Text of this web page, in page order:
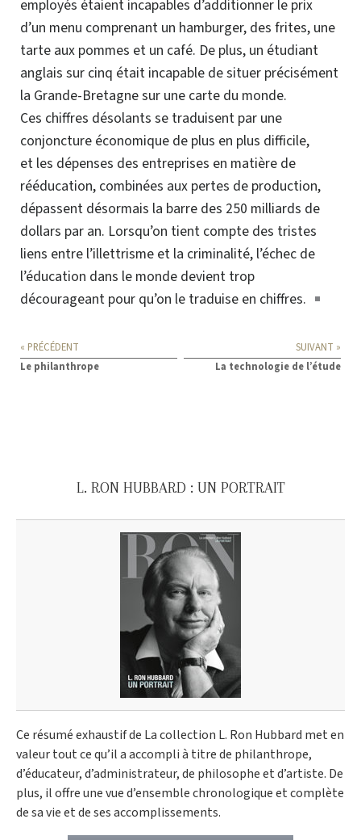
employés étaient incapables d’additionner le prix
d’un menu comprenant un hamburger, des frites, une
tarte aux pommes et un café. De plus, un étudiant
anglais sur cinq était incapable de situer précisément
la Grande-Bretagne sur une carte du monde.
Ces chiffres désolants se traduisent par une
conjoncture économique de plus en plus difficile,
et les dépenses des entreprises en matière de
rééducation, combinées aux pertes de production,
dépassent désormais la barre des 250 milliards de
dollars par an. Lorsqu’on tient compte des tristes
liens entre l’illettrisme et la criminalité, l’échec de
l’éducation dans le monde devient trop
décourageant pour qu’on le traduise en chiffres.
« PRÉCÉDENT
Le philanthrope
SUIVANT »
La technologie de l’étude
L. RON HUBBARD : UN PORTRAIT
Ce résumé exhaustif de La collection L. Ron Hubbard met en
valeur tout ce qu’il a accompli à titre de philanthrope,
d’éducateur, d’administrateur, de philosophe et d’artiste. De
plus, il offre une vue d’ensemble chronologique et complète
de sa vie et de ses accomplissements.